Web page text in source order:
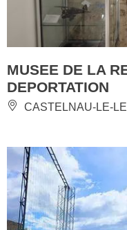
MUSEE DE LA
DEPORTATION
CASTELNAU-LE-